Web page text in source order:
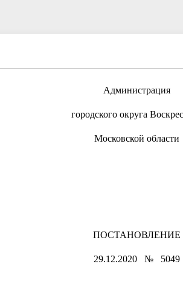
Администрация
городского округа
Московской области
ПОСТАНОВЛЕНИЕ
29.12.2020 № 5049